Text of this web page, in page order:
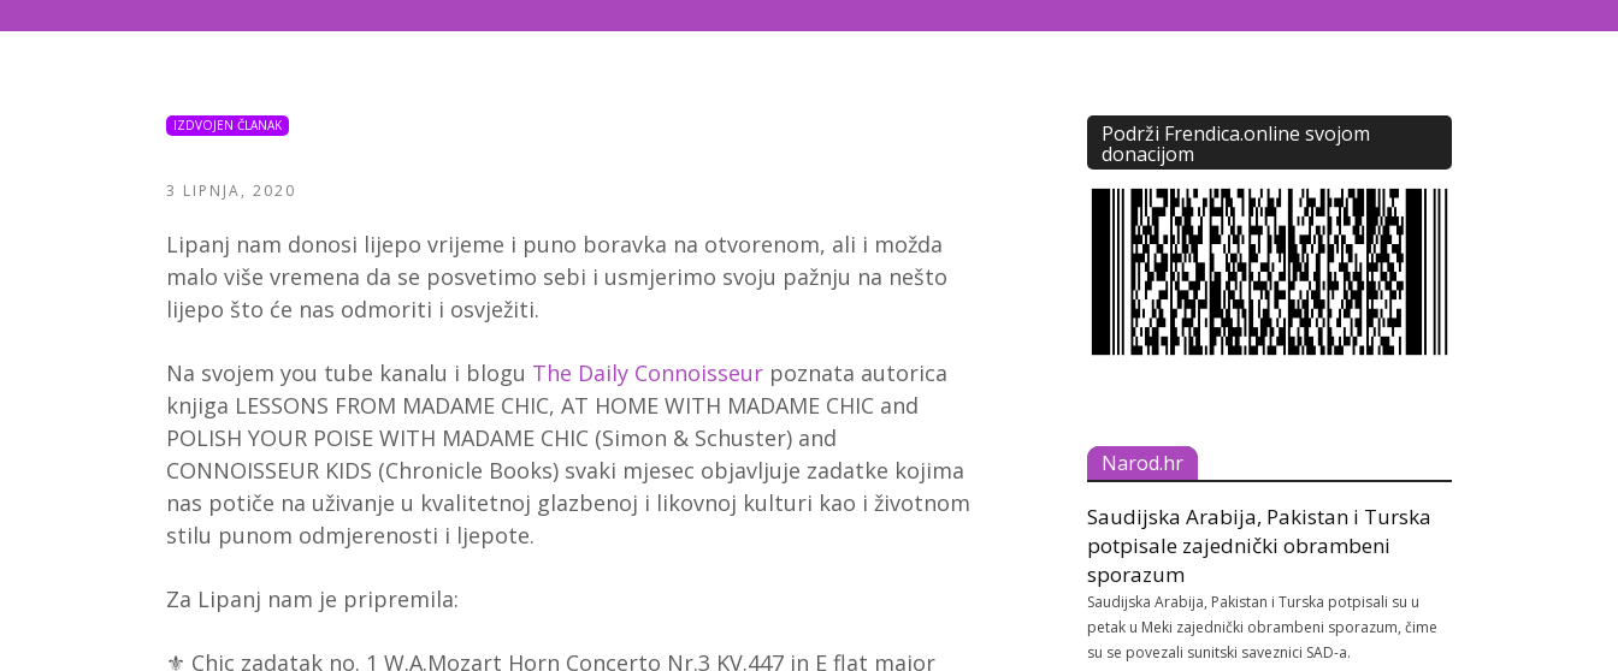
IZDVOJEN ČLANAK
3 LIPNJA, 2020
Lipanj nam donosi lijepo vrijeme i puno boravka na otvorenom, ali i možda
malo više vremena da se posvetimo sebi i usmjerimo svoju pažnju na nešto
lijepo što će nas odmoriti i osvježiti.
Na svojem you tube kanalu i blogu The Daily Connoisseur poznata autorica
knjiga LESSONS FROM MADAME CHIC, AT HOME WITH MADAME CHIC and
POLISH YOUR POISE WITH MADAME CHIC (Simon & Schuster) and
CONNOISSEUR KIDS (Chronicle Books) svaki mjesec objavljuje zadatke kojima
nas potiče na uživanje u kvalitetnoj glazbenoj i likovnoj kulturi kao i životnom
stilu punom odmjerenosti i ljepote.
Za Lipanj nam je pripremila:
⚜️ Chic zadatak no. 1 W.A.Mozart Horn Concerto Nr.3 KV.447 in E flat major
Podrži Frendica.online svojom
donacijom
Narod.hr
Saudijska Arabija, Pakistan i Turska
potpisale zajednički obrambeni
sporazum
Saudijska Arabija, Pakistan i Turska potpisali su u
petak u Meki zajednički obrambeni sporazum, čime
su se povezali sunitski saveznici SAD-a.